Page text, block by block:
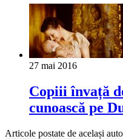
27 mai 2016
Copiii învață
cunoască pe
Articole postate de același